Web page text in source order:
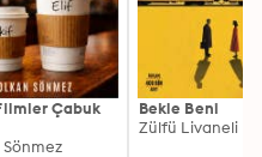
Çabuk
Bekle Beni
Zülfü Livaneli